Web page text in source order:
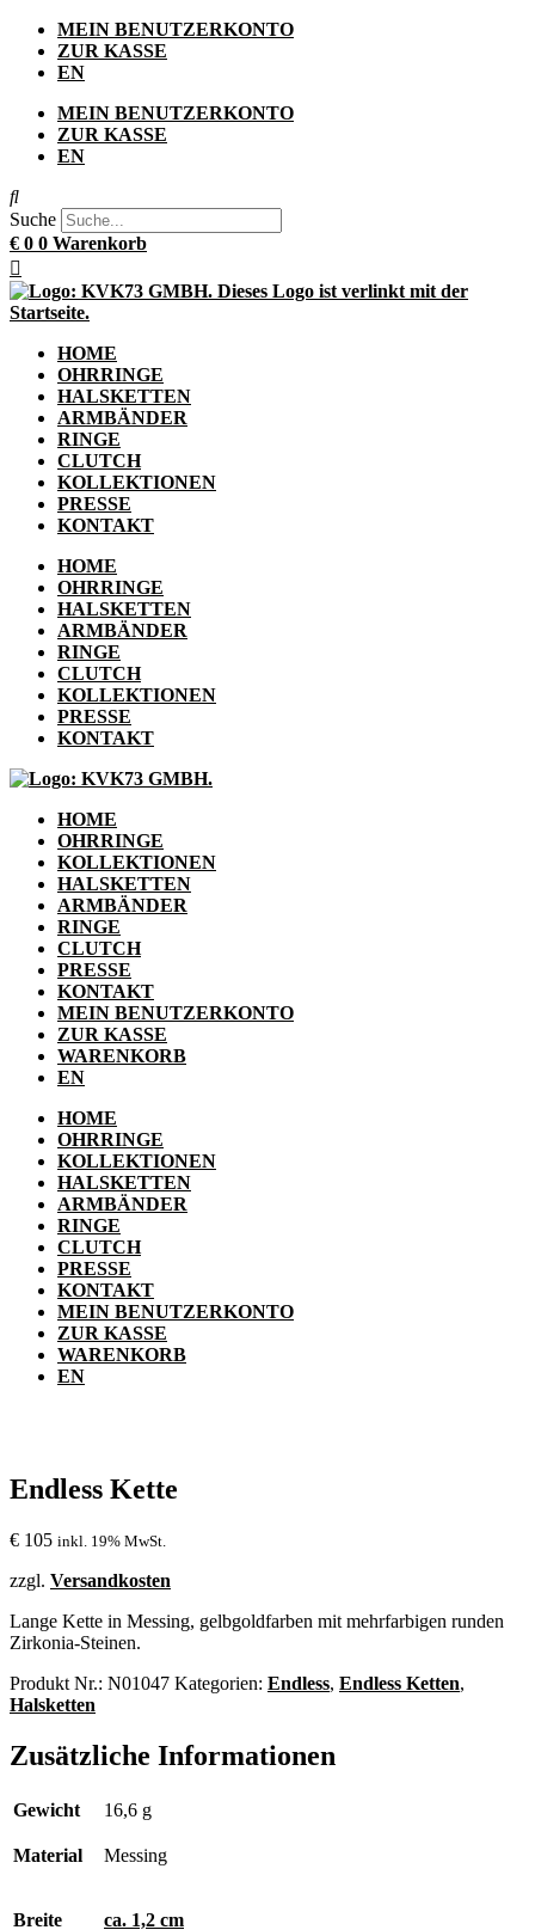
Zum
Inhalt
springen
MEIN BENUTZERKONTO
ZUR KASSE
EN
MEIN BENUTZERKONTO
ZUR KASSE
EN
Suche
€ 0 0 Warenkorb
HOME
OHRRINGE
HALSKETTEN
ARMBÄNDER
RINGE
CLUTCH
KOLLEKTIONEN
PRESSE
KONTAKT
HOME
OHRRINGE
HALSKETTEN
ARMBÄNDER
RINGE
CLUTCH
KOLLEKTIONEN
PRESSE
KONTAKT
HOME
OHRRINGE
KOLLEKTIONEN
HALSKETTEN
ARMBÄNDER
RINGE
CLUTCH
PRESSE
KONTAKT
MEIN BENUTZERKONTO
ZUR KASSE
WARENKORB
EN
HOME
OHRRINGE
KOLLEKTIONEN
HALSKETTEN
ARMBÄNDER
RINGE
CLUTCH
PRESSE
KONTAKT
MEIN BENUTZERKONTO
ZUR KASSE
WARENKORB
EN
Endless Kette
€ 105 inkl. 19% MwSt.
zzgl. Versandkosten
Lange Kette in Messing, gelbgoldfarben mit mehrfarbigen runden
Zirkonia-Steinen.
Produkt Nr.: N01047 Kategorien: Endless, Endless Ketten,
Halsketten
Zusätzliche Informationen
Gewicht 16,6 g
Material Messing
Breite ca. 1,2 cm